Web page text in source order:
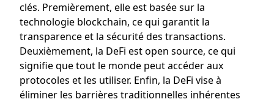
clés. Premièrement, elle est basée sur la
technologie blockchain, ce qui garantit la
transparence et la sécurité des transactions.
Deuxièmement, la DeFi est open source, ce qui
signifie que tout le monde peut accéder aux
protocoles et les utiliser. Enfin, la DeFi vise à
éliminer les barrières traditionnelles inhérentes